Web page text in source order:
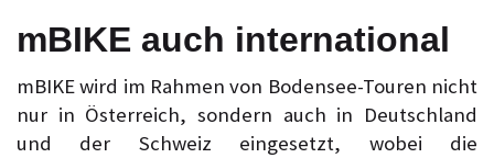
mBIKE auch international
mBIKE wird im Rahmen von Bodensee-Touren nicht
nur in Österreich, sondern auch in Deutschland
und der Schweiz eingesetzt, wobei die